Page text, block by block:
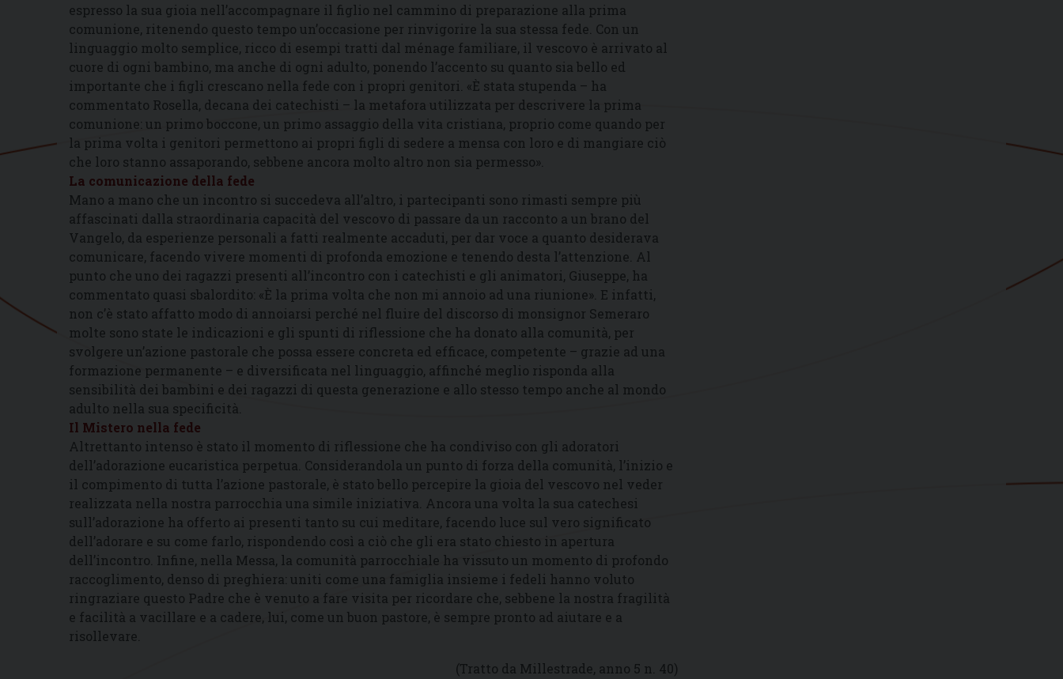
espresso la sua gioia nell’accompagnare il figlio nel cammino di preparazione alla prima
comunione, ritenendo questo tempo un’occasione per rinvigorire la sua stessa fede. Con un
linguaggio molto semplice, ricco di esempi tratti dal ménage familiare, il vescovo è arrivato al
cuore di ogni bambino, ma anche di ogni adulto, ponendo l’accento su quanto sia bello ed
importante che i figli crescano nella fede con i propri genitori. «È stata stupenda – ha
commentato Rosella, decana dei catechisti – la metafora utilizzata per descrivere la prima
comunione: un primo boccone, un primo assaggio della vita cristiana, proprio come quando per
la prima volta i genitori permettono ai propri figli di sedere a mensa con loro e di mangiare ciò
che loro stanno assaporando, sebbene ancora molto altro non sia permesso».
La comunicazione della fede
Mano a mano che un incontro si succedeva all’altro, i partecipanti sono rimasti sempre più
affascinati dalla straordinaria capacità del vescovo di passare da un racconto a un brano del
Vangelo, da esperienze personali a fatti realmente accaduti, per dar voce a quanto desiderava
comunicare, facendo vivere momenti di profonda emozione e tenendo desta l’attenzione. Al
punto che uno dei ragazzi presenti all’incontro con i catechisti e gli animatori, Giuseppe, ha
commentato quasi sbalordito: «È la prima volta che non mi annoio ad una riunione». E infatti,
non c’è stato affatto modo di annoiarsi perché nel fluire del discorso di monsignor Semeraro
molte sono state le indicazioni e gli spunti di riflessione che ha donato alla comunità, per
svolgere un’azione pastorale che possa essere concreta ed efficace, competente – grazie ad una
formazione permanente – e diversificata nel linguaggio, affinché meglio risponda alla
sensibilità dei bambini e dei ragazzi di questa generazione e allo stesso tempo anche al mondo
adulto nella sua specificità.
Il Mistero nella fede
Altrettanto intenso è stato il momento di riflessione che ha condiviso con gli adoratori
dell’adorazione eucaristica perpetua. Considerandola un punto di forza della comunità, l’inizio e
il compimento di tutta l’azione pastorale, è stato bello percepire la gioia del vescovo nel veder
realizzata nella nostra parrocchia una simile iniziativa. Ancora una volta la sua catechesi
sull’adorazione ha offerto ai presenti tanto su cui meditare, facendo luce sul vero significato
dell’adorare e su come farlo, rispondendo così a ciò che gli era stato chiesto in apertura
dell’incontro. Infine, nella Messa, la comunità parrocchiale ha vissuto un momento di profondo
raccoglimento, denso di preghiera: uniti come una famiglia insieme i fedeli hanno voluto
ringraziare questo Padre che è venuto a fare visita per ricordare che, sebbene la nostra fragilità
e facilità a vacillare e a cadere, lui, come un buon pastore, è sempre pronto ad aiutare e a
risollevare.
(Tratto da Millestrade, anno 5 n. 40)